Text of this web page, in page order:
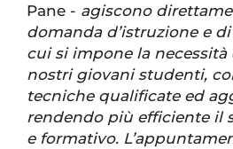
Pane - agiscono
domanda d’istruzione e
cui si impone la necessità
nostri giovani studenti,
tecniche qualificate ed
rendendo più efficiente il
e formativo.